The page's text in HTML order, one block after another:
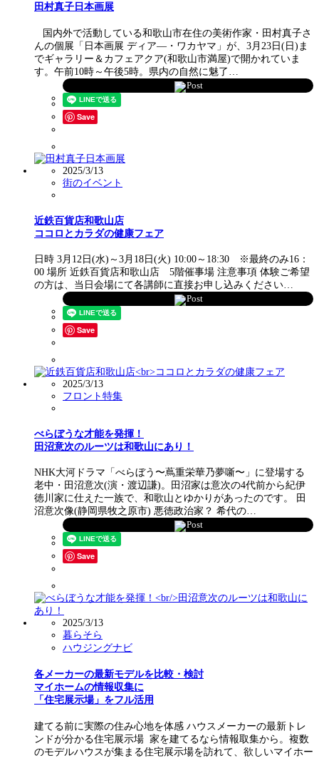
田村真子日本画展
国内外で活動している和歌山市在住の美術作家・田村真子さ
んの個展「日本画展 ディア―・ワカヤマ」が、3月23日(日)ま
でギャラリー＆カフェアクア(和歌山市満屋)で開かれていま
す。午前10時～午後5時。県内の自然に魅了…
Post
Save
2025/3/13
街のイベント
近鉄百貨店和歌山店
ココロとカラダの健康フェア
日時 3月12日(水)～3月18日(火) 10:00～18:30 ※最終のみ16：
00 場所 近鉄百貨店和歌山店 5階催事場 注意事項 体験ご希望
の方は、当日会場にて各講師に直接お申し込みください…
Post
Save
2025/3/13
フロント特集
べらぼうな才能を発揮！
田沼意次のルーツは和歌山にあり！
NHK大河ドラマ「べらぼう〜蔦重栄華乃夢噺〜」に登場する
老中・田沼意次(演・渡辺謙)。田沼家は意次の4代前から紀伊
徳川家に仕えた一族で、和歌山とゆかりがあったのです。 田
沼意次像(静岡県牧之原市) 悪徳政治家？ 希代の…
Post
Save
2025/3/13
暮らそら
ハウジングナビ
各メーカーの最新モデルを比較・検討
マイホームの情報収集に
「住宅展示場」をフル活用
建てる前に実際の住み心地を体感 ハウスメーカーの最新トレ
ンドが分かる住宅展示場 家を建てるなら情報取集から。複数
のモデルハウスが集まる住宅展示場を訪れて、欲しいマイホー